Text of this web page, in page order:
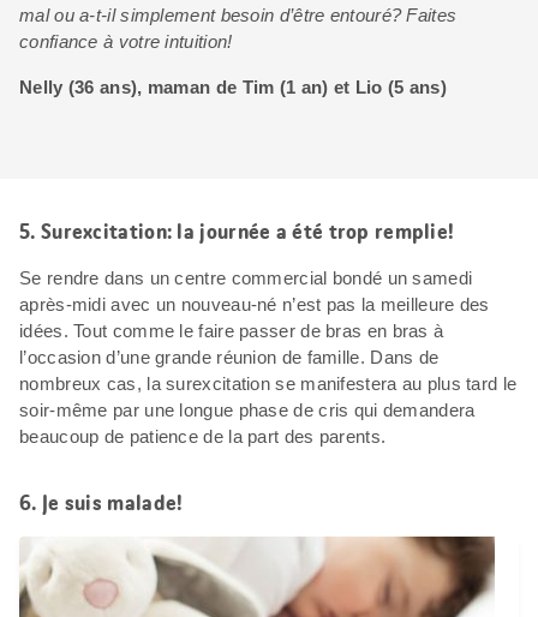
mal ou a-t-il simplement besoin d’être entouré? Faites
confiance à votre intuition!
Nelly (36 ans), maman de Tim (1 an) et Lio (5 ans)
5. Surexcitation: la journée a été trop remplie!
Se rendre dans un centre commercial bondé un samedi
après-midi avec un nouveau-né n’est pas la meilleure des
idées. Tout comme le faire passer de bras en bras à
l’occasion d’une grande réunion de famille. Dans de
nombreux cas, la surexcitation se manifestera au plus tard le
soir-même par une longue phase de cris qui demandera
beaucoup de patience de la part des parents.
6. Je suis malade!